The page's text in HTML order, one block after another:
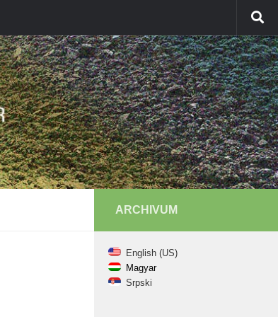
ARCHIVUM
English (US)
Magyar
Srpski